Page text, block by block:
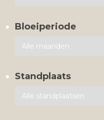
Bloeiperiode
Standplaats